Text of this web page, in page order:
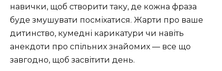
навички, щоб створити таку, де кожна фраза
буде змушувати посміхатися. Жарти про ваше
дитинство, кумедні карикатури чи навіть
анекдоти про спільних знайомих — все що
завгодно, щоб засвітити день.